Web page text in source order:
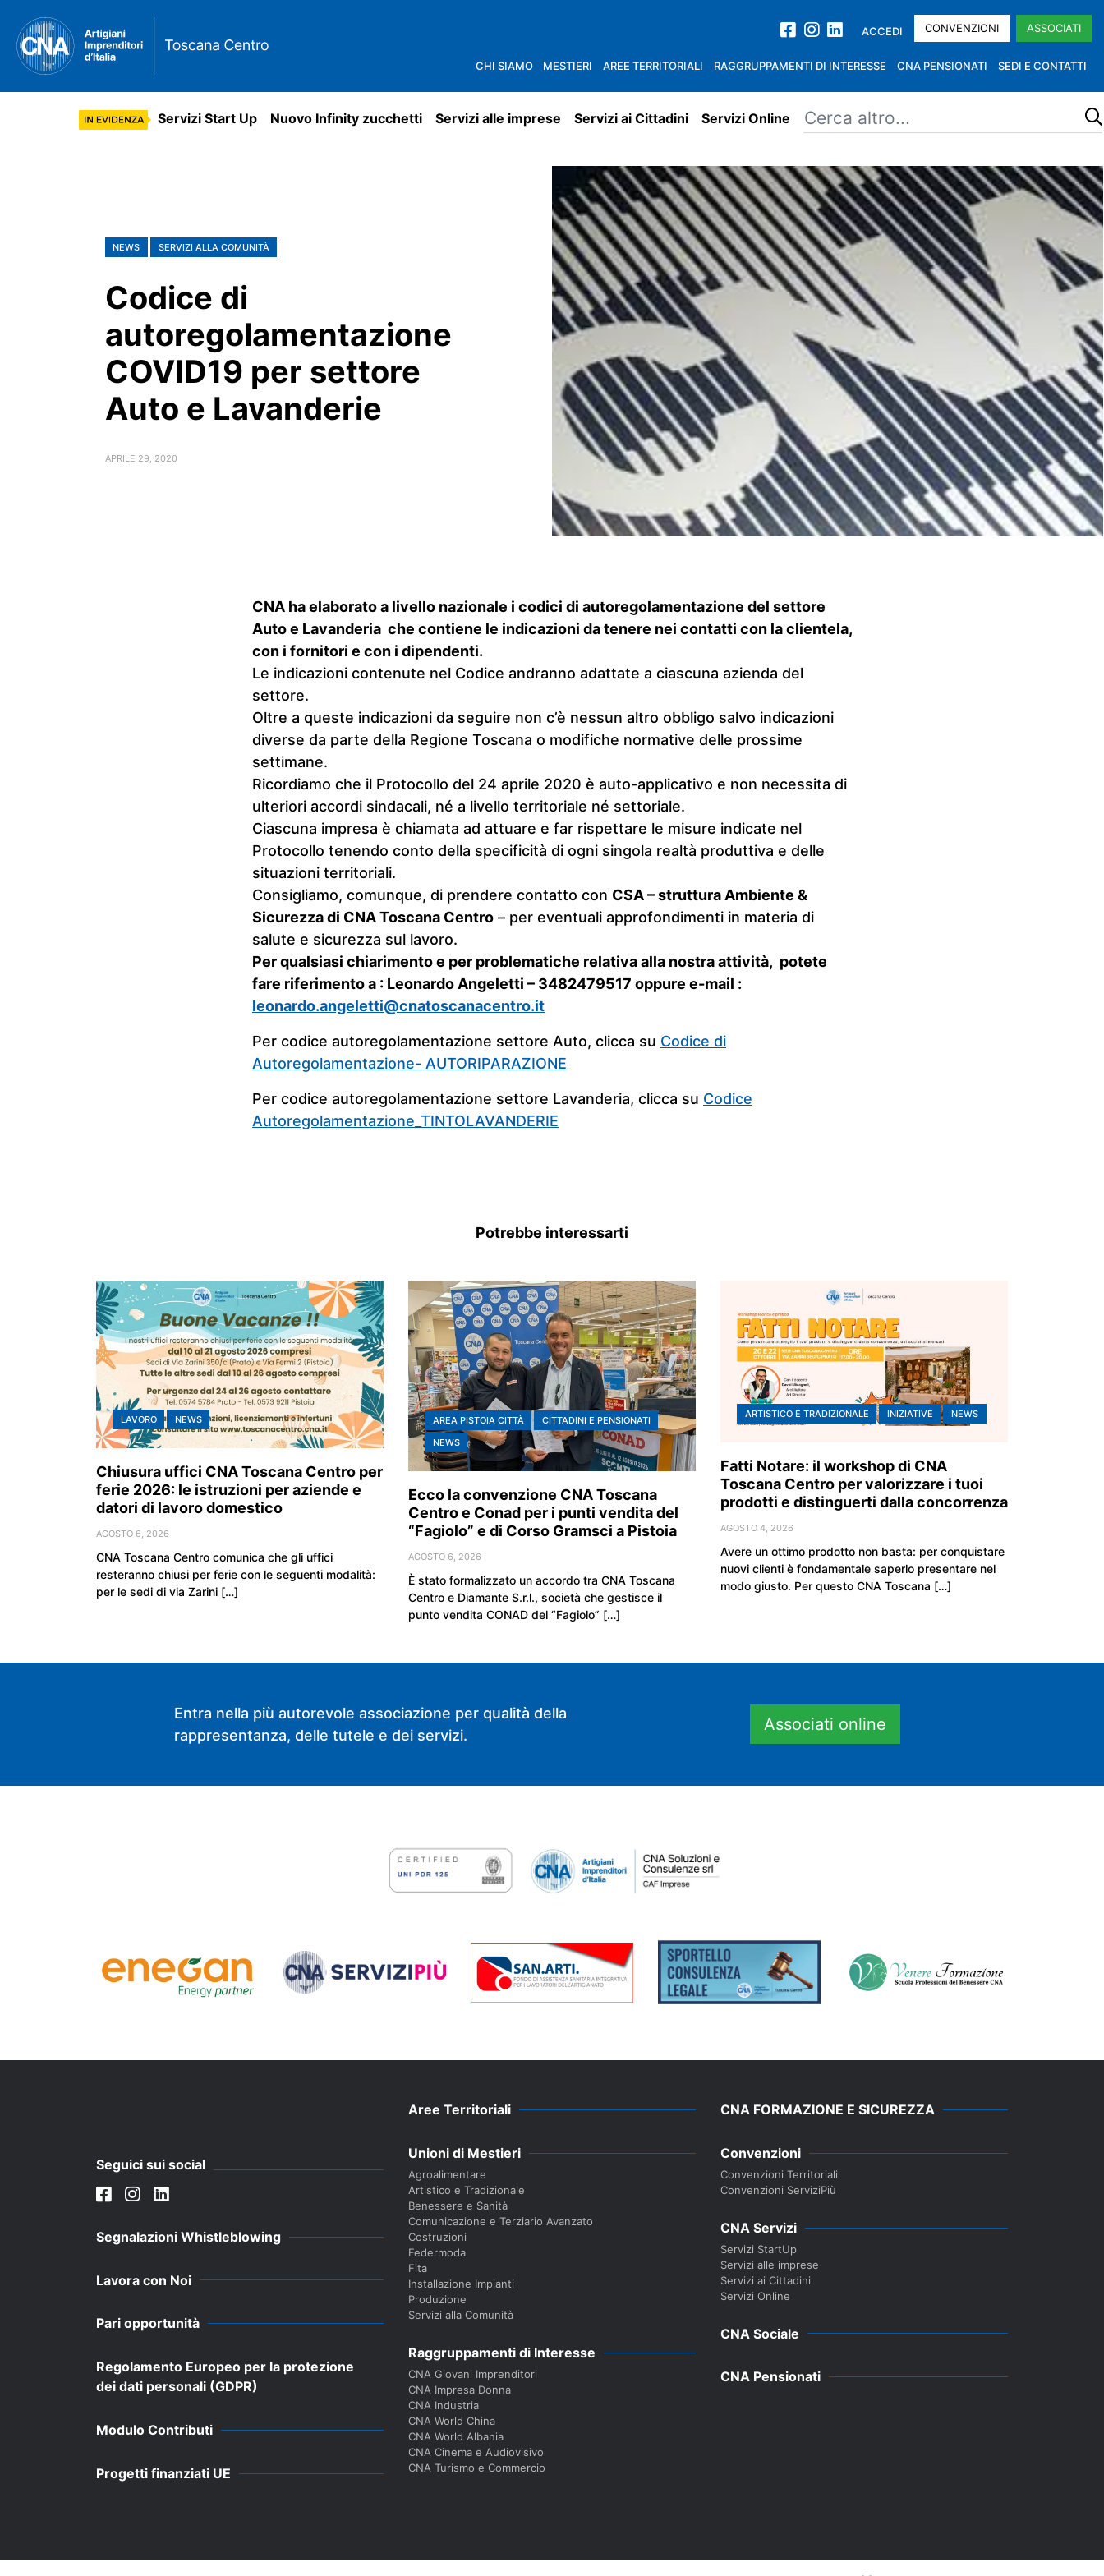
ACCEDI CONVENZIONI ASSOCIATI
CHI SIAMO MESTIERI AREE TERRITORIALI RAGGRUPPAMENTI DI INTERESSE CNA PENSIONATI SEDI E CONTATTI
Servizi Start Up Nuovo Infinity zucchetti Servizi alle imprese Servizi ai Cittadini Servizi Online
NEWS SERVIZI ALLA COMUNITÀ
Codice di
autoregolamentazione
COVID19 per settore
Auto e Lavanderie
APRILE 29, 2020
CNA ha elaborato a livello nazionale i codici di autoregolamentazione del settore
Auto e Lavanderia che contiene le indicazioni da tenere nei contatti con la clientela,
con i fornitori e con i dipendenti.
Le indicazioni contenute nel Codice andranno adattate a ciascuna azienda del
settore.
Oltre a queste indicazioni da seguire non c’è nessun altro obbligo salvo indicazioni
diverse da parte della Regione Toscana o modifiche normative delle prossime
settimane.
Ricordiamo che il Protocollo del 24 aprile 2020 è auto-applicativo e non necessita di
ulteriori accordi sindacali, né a livello territoriale né settoriale.
Ciascuna impresa è chiamata ad attuare e far rispettare le misure indicate nel
Protocollo tenendo conto della specificità di ogni singola realtà produttiva e delle
situazioni territoriali.
Consigliamo, comunque, di prendere contatto con CSA – struttura Ambiente &
Sicurezza di CNA Toscana Centro – per eventuali approfondimenti in materia di
salute e sicurezza sul lavoro.
Per qualsiasi chiarimento e per problematiche relativa alla nostra attività, potete
fare riferimento a : Leonardo Angeletti – 3482479517 oppure e-mail :
leonardo.angeletti@cnatoscanacentro.it
Per codice autoregolamentazione settore Auto, clicca su Codice di
Autoregolamentazione- AUTORIPARAZIONE
Per codice autoregolamentazione settore Lavanderia, clicca su Codice
Autoregolamentazione_TINTOLAVANDERIE
Potrebbe interessarti
LAVORO NEWS
Chiusura uffici CNA Toscana Centro per
ferie 2026: le istruzioni per aziende e
datori di lavoro domestico
AGOSTO 6, 2026
CNA Toscana Centro comunica che gli uffici
resteranno chiusi per ferie con le seguenti modalità:
per le sedi di via Zarini […]
AREA PISTOIA CITTÀ
CITTADINI E PENSIONATI
NEWS
Ecco la convenzione CNA Toscana
Centro e Conad per i punti vendita del
“Fagiolo” e di Corso Gramsci a Pistoia
AGOSTO 6, 2026
È stato formalizzato un accordo tra CNA Toscana
Centro e Diamante S.r.l., società che gestisce il
punto vendita CONAD del “Fagiolo” […]
ARTISTICO E TRADIZIONALE INIZIATIVE NEWS
Fatti Notare: il workshop di CNA
Toscana Centro per valorizzare i tuoi
prodotti e distinguerti dalla concorrenza
AGOSTO 4, 2026
Avere un ottimo prodotto non basta: per conquistare
nuovi clienti è fondamentale saperlo presentare nel
modo giusto. Per questo CNA Toscana […]
Entra nella più autorevole associazione per qualità della
rappresentanza, delle tutele e dei servizi.
Associati online
Seguici sui social
Segnalazioni Whistleblowing
Lavora con Noi
Pari opportunità
Regolamento Europeo per la protezione
dei dati personali (GDPR)
Modulo Contributi
Progetti finanziati UE
Aree Territoriali
Unioni di Mestieri
Agroalimentare
Artistico e Tradizionale
Benessere e Sanità
Comunicazione e Terziario Avanzato
Costruzioni
Federmoda
Fita
Installazione Impianti
Produzione
Servizi alla Comunità
Raggruppamenti di Interesse
CNA Giovani Imprenditori
CNA Impresa Donna
CNA Industria
CNA World China
CNA World Albania
CNA Cinema e Audiovisivo
CNA Turismo e Commercio
CNA FORMAZIONE E SICUREZZA
Convenzioni
Convenzioni Territoriali
Convenzioni ServiziPiù
CNA Servizi
Servizi StartUp
Servizi alle imprese
Servizi ai Cittadini
Servizi Online
CNA Sociale
CNA Pensionati